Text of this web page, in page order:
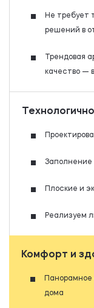
Не требует
решений в
Трендовая
качество —
Плоские и
Реализуем
Комфорт и
Панорамное
дома